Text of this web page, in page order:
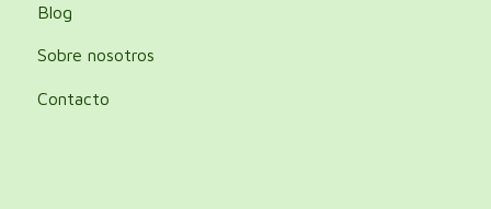
Blog
Sobre nosotros
Contacto